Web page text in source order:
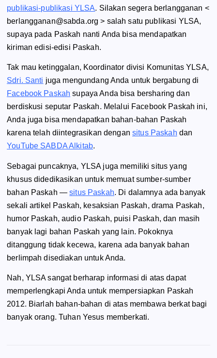
publikasi-publikasi YLSA. Silakan segera berlangganan <
berlangganan@sabda.org > salah satu publikasi YLSA,
supaya pada Paskah nanti Anda bisa mendapatkan
kiriman edisi-edisi Paskah.
Tak mau ketinggalan, Koordinator divisi Komunitas YLSA,
Sdri. Santi juga mengundang Anda untuk bergabung di
Facebook Paskah supaya Anda bisa bersharing dan
berdiskusi seputar Paskah. Melalui Facebook Paskah ini,
Anda juga bisa mendapatkan bahan-bahan Paskah
karena telah diintegrasikan dengansitus Paskah dan
YouTube SABDA Alkitab.
Sebagai puncaknya, YLSA juga memiliki situs yang
khusus didedikasikan untuk memuat sumber-sumber
bahan Paskah —situs Paskah. Di dalamnya ada banyak
sekali artikel Paskah, kesaksian Paskah, drama Paskah,
humor Paskah, audio Paskah, puisi Paskah, dan masih
banyak lagi bahan Paskah yang lain. Pokoknya
ditanggung tidak kecewa, karena ada banyak bahan
berlimpah disediakan untuk Anda.
Nah, YLSA sangat berharap informasi di atas dapat
memperlengkapi Anda untuk mempersiapkan Paskah
2012. Biarlah bahan-bahan di atas membawa berkat bagi
banyak orang. Tuhan Yesus memberkati.